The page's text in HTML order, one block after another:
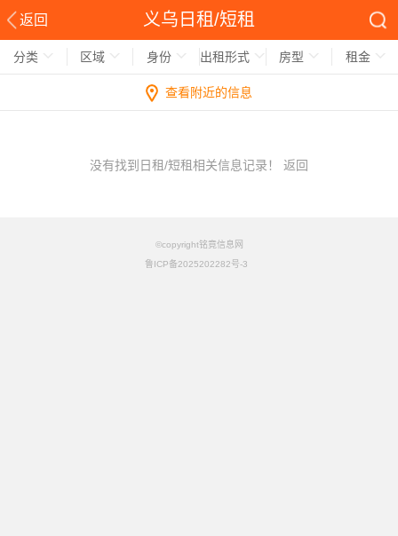
返回 义乌日租/短租
分类 区域 身份 出租形式 房型 租金
查看附近的信息
没有找到日租/短租相关信息记录！ 返回
©copyright铭竟信息网
鲁ICP备2025202282号-3